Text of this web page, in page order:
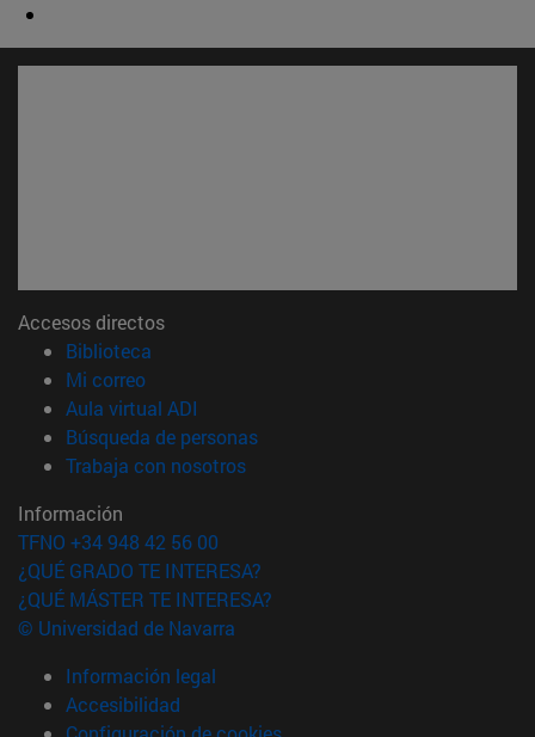
Accesos directos
Biblioteca
Mi correo(abre en nueva ventana)
Aula virtual ADI
Búsqueda de personas(abre en nueva ventana)
Trabaja con nosotros(abre en nueva ventana)
Información
TFNO +34 948 42 56 00
¿QUÉ GRADO TE INTERESA?
¿QUÉ MÁSTER TE INTERESA?
© Universidad de Navarra
Información legal
Accesibilidad